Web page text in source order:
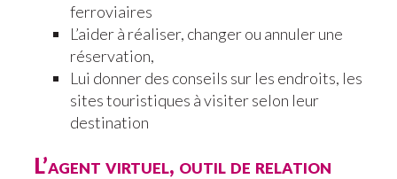
ferroviaires
L’aider à réaliser, changer ou annuler une
réservation,
Lui donner des conseils sur les endroits, les
sites touristiques à visiter selon leur
destination
L’agent virtuel, outil de relation